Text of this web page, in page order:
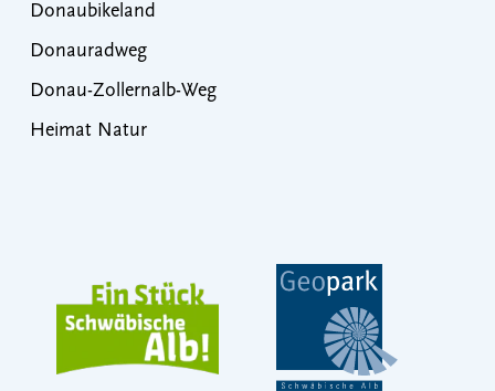
Donaubikeland
Donauradweg
Donau-Zollernalb-Weg
Heimat Natur